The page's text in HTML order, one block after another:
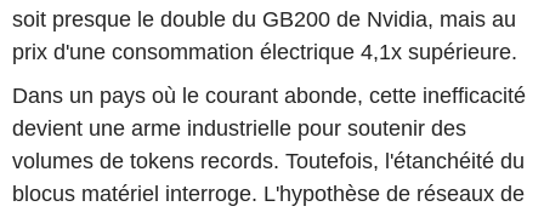
soit presque le double du GB200 de Nvidia, mais au
prix d'une consommation électrique 4,1x supérieure.
Dans un pays où le courant abonde, cette inefficacité
devient une arme industrielle pour soutenir des
volumes de tokens records. Toutefois, l'étanchéité du
blocus matériel interroge. L'hypothèse de réseaux de